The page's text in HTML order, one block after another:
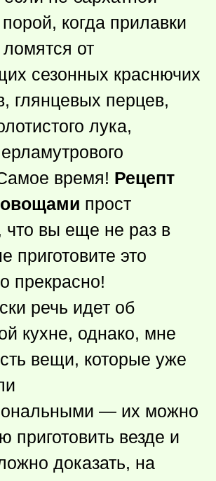
когда прилавки
от
сезонных краснючих
глянцевых перцев,
лука,
время! Рецепт
овощами прост
что вы еще не раз в
приготовите это
прекрасно!
речь идет об
кухне, однако, мне
вещи, которые уже
— их можно
приготовить везде и
доказать, на